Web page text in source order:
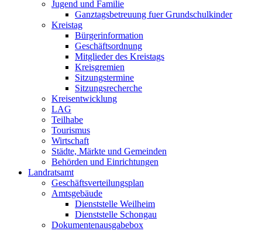
Jugend und Familie
Ganztagsbetreuung fuer Grundschulkinder
Kreistag
Bürgerinformation
Geschäftsordnung
Mitglieder des Kreistags
Kreisgremien
Sitzungstermine
Sitzungsrecherche
Kreisentwicklung
LAG
Teilhabe
Tourismus
Wirtschaft
Städte, Märkte und Gemeinden
Behörden und Einrichtungen
Landratsamt
Geschäftsverteilungsplan
Amtsgebäude
Dienststelle Weilheim
Dienststelle Schongau
Dokumentenausgabebox